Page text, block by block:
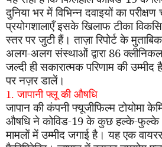
दुनिया भर में विभिन्न दवाइयों का
प्रयोगशालाएँ इसके खिलाफ टीका
स्तर पर जुटी हैं। ताज़ा रिपोर्ट के
अलग-अलग संस्थाओं द्वारा 86
जल्दी ही सकारात्मक परिणाम की
पर नज़र डालें।
1. जापानी फ्लू की औषधि
जापान की कंपनी फ्यूजीफिल्म टोयोमा
औषधि ने कोविड-19 के कुछ हल्के-फुल्के
मामलों में उम्मीद जगाई है। यह एक